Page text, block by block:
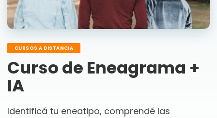
CURSOS A DISTANCIA
Curso de Eneagrama +
IA
Identificá tu eneatipo, comprendé las